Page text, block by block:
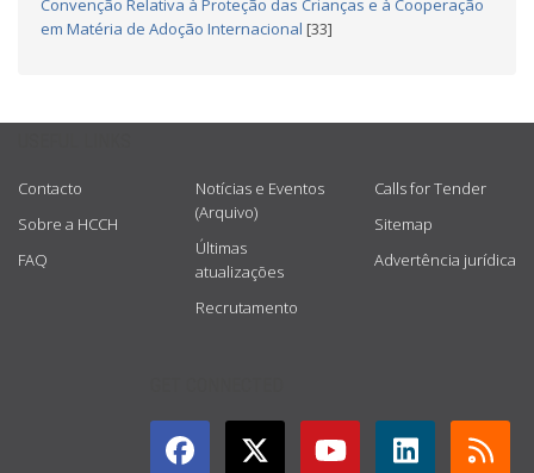
Convenção Relativa à Proteção das Crianças e à Cooperação
em Matéria de Adoção Internacional [33]
Contacto
Sobre a HCCH
FAQ
Notícias e Eventos
(Arquivo)
Últimas
atualizações
Recrutamento
Calls for Tender
Sitemap
Advertência jurídica